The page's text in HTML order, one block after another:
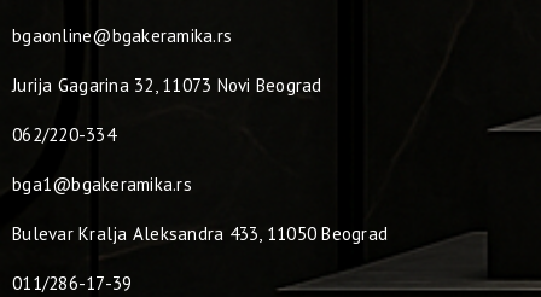
bgaonline@bgakeramika.rs
Jurija Gagarina 32, 11073 Novi Beograd
062/220-334
bga1@bgakeramika.rs
Bulevar Kralja Aleksandra 433, 11050 Beograd
011/286-17-39